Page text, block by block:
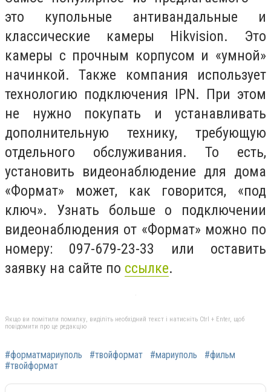
это купольные антивандальные и
классические камеры Hikvision. Это
камеры с прочным корпусом и «умной»
начинкой. Также компания использует
технологию подключения IPN. При этом
не нужно покупать и устанавливать
дополнительную технику, требующую
отдельного обслуживания. То есть,
установить видеонаблюдение для дома
«Формат» может, как говорится, «под
ключ». Узнать больше о подключении
видеонаблюдения от «Формат» можно по
номеру: 097-679-23-33 или оставить
заявку на сайте по ссылке.
Якщо ви помітили помилку, виділіть необхідний текст і натисніть Ctrl + Enter, щоб
повідомити про це редакцію
#форматмариуполь #твойформат #мариуполь
#фильм
#твойформат